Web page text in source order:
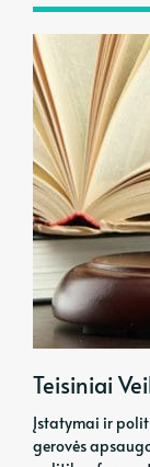
Teisiniai
Įstatymai ir
gerovės